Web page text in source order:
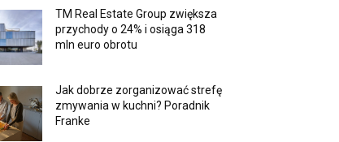
TM Real Estate Group zwiększa
przychody o 24% i osiąga 318
mln euro obrotu
Jak dobrze zorganizować strefę
zmywania w kuchni? Poradnik
Franke